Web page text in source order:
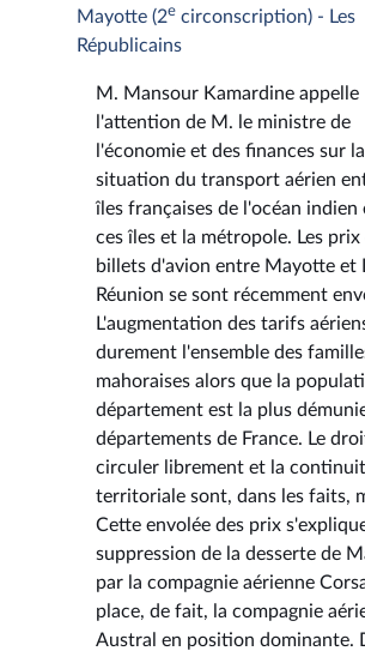
Mayotte (2e circonscription) - Les
Républicains
M. Mansour Kamardine appelle
l'attention de M. le ministre de
l'économie et des finances sur la
situation du transport aérien
îles françaises de l'océan indien
ces îles et la métropole. Les prix
billets d'avion entre Mayotte et
Réunion se sont récemment
L'augmentation des tarifs
durement l'ensemble des
mahoraises alors que la
département est la plus
départements de France. Le
circuler librement et la
territoriale sont, dans les faits,
Cette envolée des prix
suppression de la desserte de
par la compagnie aérienne
place, de fait, la compagnie
Austral en position dominante.